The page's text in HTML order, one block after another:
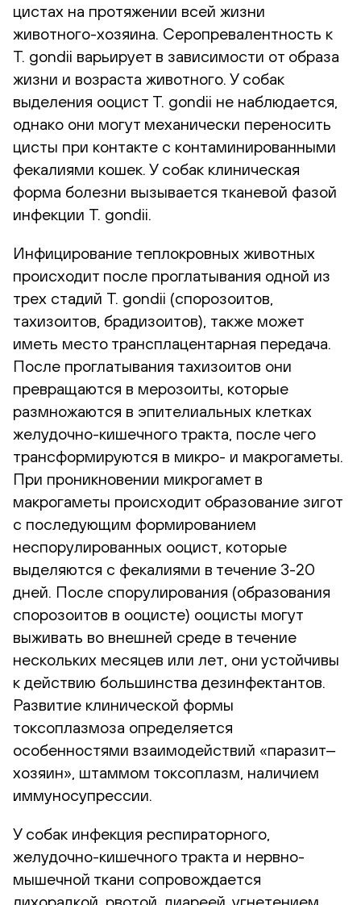
цистах на протяжении всей жизни
животного-хозяина. Серопревалентность к
T. gondii варьирует в зависимости от образа
жизни и возраста животного. У собак
выделения ооцист T. gondii не наблюдается,
однако они могут механически переносить
цисты при контакте с контаминированными
фекалиями кошек. У собак клиническая
форма болезни вызывается тканевой фазой
инфекции T. gondii.
Инфицирование теплокровных животных
происходит после проглатывания одной из
трех стадий T. gondii (спорозоитов,
тахизоитов, брадизоитов), также может
иметь место трансплацентарная передача.
После проглатывания тахизоитов они
превращаются в мерозоиты, которые
размножаются в эпителиальных клетках
желудочно-кишечного тракта, после чего
трансформируются в микро- и макрогаметы.
При проникновении микрогамет в
макрогаметы происходит образование зигот
с последующим формированием
неспорулированных ооцист, которые
выделяются с фекалиями в течение 3-20
дней. После спорулирования (образования
спорозоитов в ооцисте) ооцисты могут
выживать во внешней среде в течение
нескольких месяцев или лет, они устойчивы
к действию большинства дезинфектантов.
Развитие клинической формы
токсоплазмоза определяется
особенностями взаимодействий «паразит‒
хозяин», штаммом токсоплазм, наличием
иммуносупрессии.
У собак инфекция респираторного,
желудочно-кишечного тракта и нервно-
мышечной ткани сопровождается
лихорадкой, рвотой, диареей, угнетением